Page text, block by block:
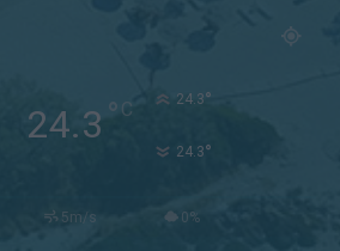
24.3 ° C 24.3°
24.3°
5m/s 0%